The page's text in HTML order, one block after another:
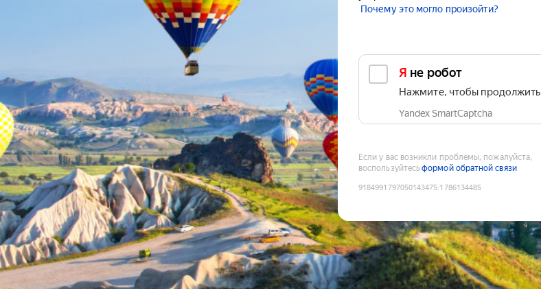
Почему это могло произойти?
Я не робот
Нажмите, чтобы продолжить
Yandex SmartCaptcha
Если у вас возникли проблемы, пожалуйста,
воспользуйтесьформой обратной связи
9184991797050143475:1786134485